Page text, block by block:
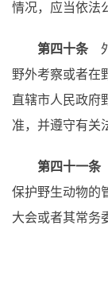
情况，应当依法
第四十条
野外考察或者在
直辖市人民政府
准，并遵守有关
第四十一条
保护野生动物的
大会或者其常务